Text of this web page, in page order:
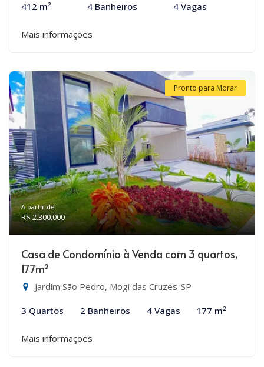
412 m² 4 Banheiros 4 Vagas
Mais informações
Pronto para Morar
A partir de:
R$ 2.300.000
Casa de Condomínio à Venda com 3 quartos,
177m²
Jardim São Pedro, Mogi das Cruzes-SP
3 Quartos 2 Banheiros 4 Vagas 177 m²
Mais informações